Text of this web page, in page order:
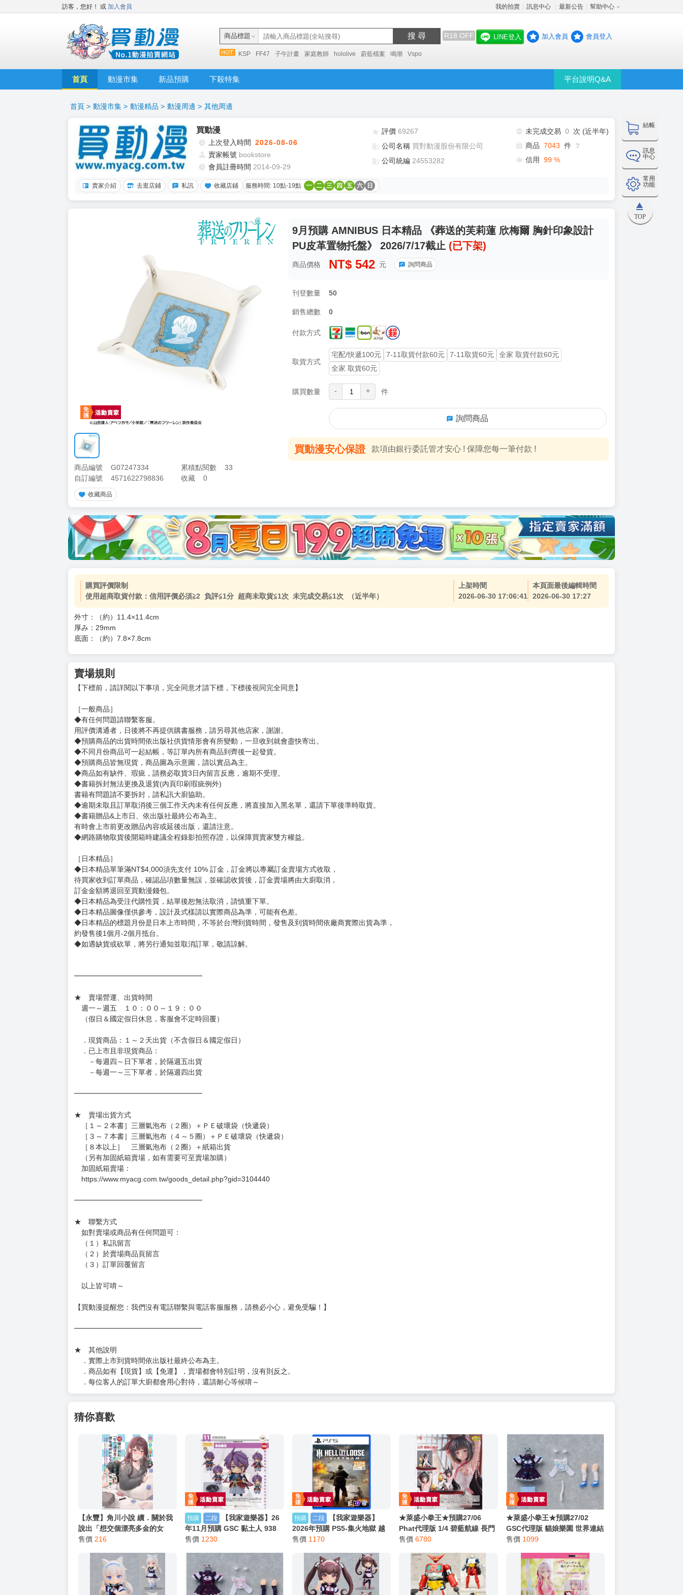
訪客，您好！ 或 加入會員 我的拍賣 訊息中心 最新公告 幫助中心
商品標題 搜 尋 R18 OFF
KSP FF47 子午計畫 家庭教師 hololive 蔚藍檔案 鳴潮 Vspo
LINE登入 加入會員 會員登入
首頁 動漫市集 新品預購 下殺特集 平台說明Q&A
結帳
訊息
中心
常用
功能
TOP
首頁 > 動漫市集 > 動漫精品 > 動漫周邊 > 其他周邊
買動漫
上次登入時間 2026-08-06
賣家帳號 bookstore
會員註冊時間 2014-09-29
評價 69267
公司名稱 買對動漫股份有限公司
公司統編 24553282
未完成交易 0
次 (近半年)
商品 7043 件 ❔
信用 99 %
賣家介紹 去逛店鋪 私訊 收藏店鋪 服務時間: 10點-19點 一 二 三 四 五 六 日
商品編號 G07247334 累積點閱數
33
自訂編號
4571622798836 收藏 0
收藏商品
9月預購 AMNIBUS 日本精品 《葬送的芙莉蓮 欣梅爾 胸針印象設計
PU皮革置物托盤》 2026/7/17截止 (已下架)
商品價格 NT$ 542 元 詢問商品
刊登數量 50
銷售總數 0
付款方式
取貨方式
宅配/快遞100元 7-11取貨付款60元 7-11取貨60元
全家 取貨付款60元
全家 取貨60元
購買數量 - + 件
詢問商品
買動漫安心保證 款項由銀行委託管才安心 ! 保障您每一筆付款 !
購買評價限制
使用超商取貨付款：信用評價必須≧2 負評≦1分 超商未取貨≦1次 未完成交易≦1次 （近半年）
上架時間
2026-06-30 17:06:41
本頁面最後編輯時間
2026-06-30 17:27
外寸：（約）11.4×11.4cm
厚み：29mm
底面：（約）7.8×7.8cm
賣場規則
【下標前，請詳閱以下事項，完全同意才請下標，下標後視同完全同意】
［一般商品］
◆有任何問題請聯繫客服。
用評價溝通者，日後將不再提供購書服務，請另尋其他店家，謝謝。
◆預購商品的出貨時間依出版社供貨情形會有所變動，一旦收到就會盡快寄出。
◆不同月份商品可一起結帳，等訂單內所有商品到齊後一起發貨。
◆預購商品皆無現貨，商品圖為示意圖，請以實品為主。
◆商品如有缺件、瑕疵，請務必取貨3日內留言反應，逾期不受理。
◆書籍拆封無法更換及退貨(內頁印刷瑕疵例外)
書籍有問題請不要拆封，請私訊大廚協助。
◆逾期未取且訂單取消後三個工作天內未有任何反應，將直接加入黑名單，還請下單後準時取貨。
◆書籍贈品&上市日、依出版社最終公布為主。
有時會上市前更改贈品內容或延後出版，還請注意。
◆網路購物取貨後開箱時建議全程錄影拍照存證，以保障買賣家雙方權益。
［日本精品］
◆日本精品單筆滿NT$4,000須先支付 10% 訂金，訂金將以專屬訂金賣場方式收取，
待買家收到訂單商品，確認品項數量無誤，並確認收貨後，訂金賣場將由大廚取消，
訂金金額將退回至買動漫錢包。
◆日本精品為受注代購性質，結單後恕無法取消，請慎重下單。
◆日本精品圖像僅供參考，設計及式樣請以實際商品為準，可能有色差。
◆日本精品的標題月份是日本上市時間，不等於台灣到貨時間，發售及到貨時間依廠商實際出貨為準，
約發售後1個月-2個月抵台。
◆如遇缺貨或砍單，將另行通知並取消訂單，敬請諒解。
━━━━━━━━━━━━━━━━━━
★ 賣場營運、出貨時間
週一～週五 １０：００～１９：００
（假日＆國定假日休息，客服會不定時回覆）
．現貨商品：１～２天出貨（不含假日＆國定假日）
．已上市且非現貨商品：
－每週四～日下單者，於隔週五出貨
－每週一～三下單者，於隔週四出貨
━━━━━━━━━━━━━━━━━━
★ 賣場出貨方式
［１～２本書］三層氣泡布（２圈）＋ＰＥ破壞袋（快遞袋）
［３～７本書］三層氣泡布（４～５圈）＋ＰＥ破壞袋（快遞袋）
［８本以上］ 三層氣泡布（２圈）＋紙箱出貨
（另有加固紙箱賣場，如有需要可至賣場加購）
加固紙箱賣場：
https://www.myacg.com.tw/goods_detail.php?gid=3104440
━━━━━━━━━━━━━━━━━━
★ 聯繫方式
如對賣場或商品有任何問題可：
（１）私訊留言
（２）於賣場商品頁留言
（３）訂單回覆留言
以上皆可唷～
【買動漫提醒您：我們沒有電話聯繫與電話客服服務，請務必小心，避免受騙！】
━━━━━━━━━━━━━━━━━━
★ 其他說明
．實際上市到貨時間依出版社最終公布為主。
．商品如有【現貨】或【免運】，賣場都會特別註明，沒有則反之。
．每位客人的訂單大廚都會用心對待，還請耐心等候唷～
猜你喜歡
【永豐】角川小說 續．關於我
說出「想交個漂亮多金的女
友」後，懷有隱情的女生就找
2026/07/22
售價 216
預購 二段
【我家遊樂器】26
年11月預購 GSC 黏土人 938
刀劍亂舞ONLINE 歌仙兼定 再
售價 1230
預購 二段
【我家遊樂器】
2026年預購 PS5-集火地獄 越
南 中文版
售價 1170
★萊盛小拳王★預購27/06
Phat代理版 1/4 碧藍航線 長門
神子的牽心結緣 0816
售價 6780
★萊盛小拳王★預購27/02
GSC代理版 貓娘樂園 世界連結
黏土娃 服裝套組 香草 0816
售價 1099